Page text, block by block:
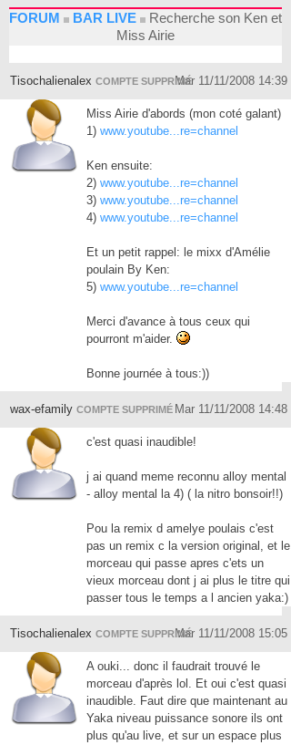
FORUM BAR LIVE
Recherche son Ken et
Miss Airie
Tisochalienalex COMPTE SUPPRIMÉMar 11/11/2008 14:39
Miss Airie d'abords (mon coté galant)
1) www.youtube...re=channel
Ken ensuite:
2) www.youtube...re=channel
3) www.youtube...re=channel
4) www.youtube...re=channel
Et un petit rappel: le mixx d'Amélie
poulain By Ken:
5) www.youtube...re=channel
Merci d'avance à tous ceux qui
pourront m'aider.
Bonne journée à tous:))
wax-efamily COMPTE SUPPRIMÉ Mar 11/11/2008 14:48
c'est quasi inaudible!
j ai quand meme reconnu alloy mental
- alloy mental la 4) ( la nitro bonsoir!!)
Pou la remix d amelye poulais c'est
pas un remix c la version original, et le
morceau qui passe apres c'ets un
vieux morceau dont j ai plus le titre qui
passer tous le temps a l ancien yaka:)
Tisochalienalex COMPTE SUPPRIMÉMar 11/11/2008 15:05
A ouki... donc il faudrait trouvé le
morceau d'après lol. Et oui c'est quasi
inaudible. Faut dire que maintenant au
Yaka niveau puissance sonore ils ont
plus qu'au live, et sur un espace plus